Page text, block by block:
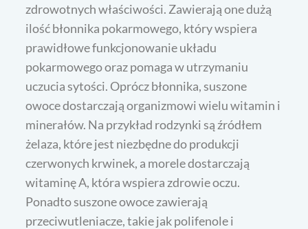
zdrowotnych właściwości. Zawierają one dużą
ilość błonnika pokarmowego, który wspiera
prawidłowe funkcjonowanie układu
pokarmowego oraz pomaga w utrzymaniu
uczucia sytości. Oprócz błonnika, suszone
owoce dostarczają organizmowi wielu witamin i
minerałów. Na przykład rodzynki są źródłem
żelaza, które jest niezbędne do produkcji
czerwonych krwinek, a morele dostarczają
witaminę A, która wspiera zdrowie oczu.
Ponadto suszone owoce zawierają
przeciwutleniacze, takie jak polifenole i